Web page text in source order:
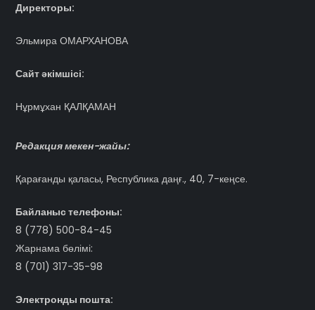
Директоры:
Эльмира ОМАРХАНОВА
Сайт әкімшісі:
Нұрмұхан ҚАЛҚАМАН
Редакция мекен-жайы:
Қарағанды қаласы, Республика даңғ., 40, 7-кеңсе.
Байланыс телефоны:
8 (778) 500-84-45
Жарнама бөлімі:
8 (701) 317-35-98
Электронды пошта: